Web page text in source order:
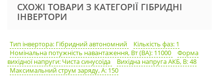
СХОЖІ ТОВАРИ З КАТЕГОРІЇ ГІБРИДНІ
ІНВЕРТОРИ
Тип інвертора: Гібридний автономний
Кількість фаз: 1
Номінальна потужність навантаження, Вт (ВА): 11000
Форма
вихідної напруги: Чиста синусоїда
Вихідна напруга АКБ, В: 48
Максимальний струм заряду, А: 150